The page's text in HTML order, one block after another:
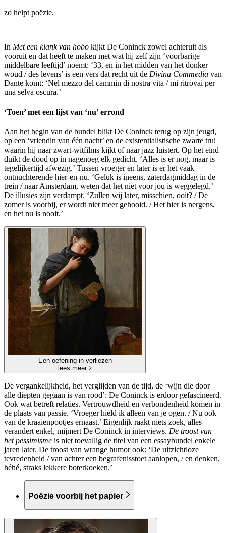
zo helpt poëzie.
In Met een klank van hobo kijkt De Coninck zowel achteruit als
vooruit en dat heeft te maken met wat hij zelf zijn ‘voorbarige
middelbare leeftijd’ noemt: ‘33, en in het midden van het donker
woud / des levens’ is een vers dat recht uit de Divina Commedia van
Dante komt: ‘Nel mezzo del cammin di nostra vita / mi ritrovai per
una selva oscura.’
‘Toen’ met een lijst van ‘nu’ errond
Aan het begin van de bundel blikt De Coninck terug op zijn jeugd,
op een ‘vriendin van één nacht’ en de existentialistische zwarte trui
waarin hij naar zwart-witfilms kijkt of naar jazz luistert. Op het eind
duikt de dood op in nagenoeg elk gedicht. ‘Alles is er nog, maar is
tegelijkertijd afwezig.’ Tussen vroeger en later is er het vaak
ontnuchterende hier-en-nu. ‘Geluk is ineens, zaterdagmiddag in de
trein / naar Amsterdam, weten dat het niet voor jou is weggelegd.’
De illusies zijn verdampt. ‘Zullen wij later, misschien, ooit? / De
zomer is voorbij, er wordt niet meer gehooid. / Het hier is nergens,
en het nu is nooit.’
Een oefening in verliezen
lees meer
De vergankelijkheid, het verglijden van de tijd, de ‘wijn die door
alle diepten gegaan is van rood’: De Coninck is erdoor gefascineerd.
Ook wat betreft relaties. Vertrouwdheid en verbondenheid komen in
de plaats van passie. ‘Vroeger hield ik alleen van je ogen. / Nu ook
van de kraaienpootjes ernaast.’ Eigenlijk raakt niets zoek, alles
verandert enkel, mijmert De Coninck in interviews. De troost van
het pessimisme is niet toevallig de titel van een essaybundel enkele
jaren later. De troost van wrange humor ook: ‘De uitzichtloze
tevredenheid / van achter een begrafenisstoet aanlopen, / en denken,
héhé, straks lekkere boterkoeken.’
Poëzie voorbij het papier